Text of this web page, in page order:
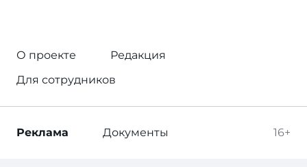
О проекте
Редакция
Для сотрудников
16+
Реклама Документы